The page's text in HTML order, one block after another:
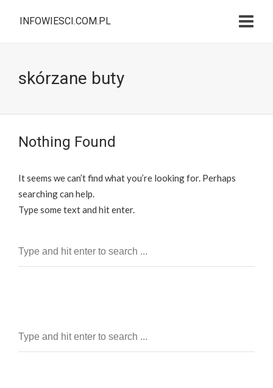
INFOWIESCI.COM.PL
skórzane buty
Nothing Found
It seems we can’t find what you’re looking for. Perhaps
searching can help.
Type some text and hit enter.